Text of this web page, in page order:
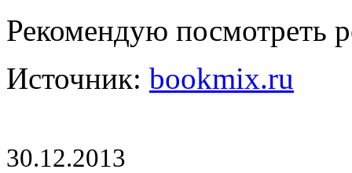
Рекомендую посмотреть
Источник: bookmix.ru
30.12.2013